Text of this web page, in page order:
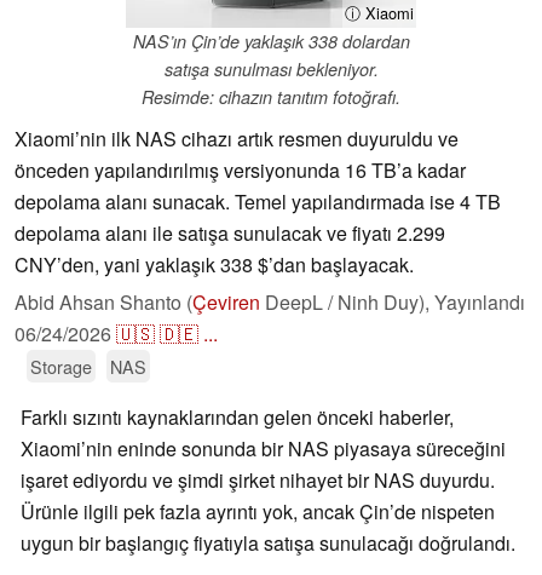
ⓘ Xiaomi
NAS’ın Çin’de yaklaşık 338 dolardan
satışa sunulması bekleniyor.
Resimde: cihazın tanıtım fotoğrafı.
Xiaomi’nin ilk NAS cihazı artık resmen duyuruldu ve
önceden yapılandırılmış versiyonunda 16 TB’a kadar
depolama alanı sunacak. Temel yapılandırmada ise 4 TB
depolama alanı ile satışa sunulacak ve fiyatı 2.299
CNY’den, yani yaklaşık 338 $’dan başlayacak.
Abid Ahsan Shanto (Çeviren DeepL / Ninh Duy), Yayınlandı
06/24/2026🇺🇸🇩🇪 ...
Storage NAS
Farklı sızıntı kaynaklarından gelen önceki haberler,
Xiaomi’nin eninde sonunda bir NAS piyasaya süreceğini
işaret ediyordu ve şimdi şirket nihayet bir NAS duyurdu.
Ürünle ilgili pek fazla ayrıntı yok, ancak Çin’de nispeten
uygun bir başlangıç fiyatıyla satışa sunulacağı doğrulandı.